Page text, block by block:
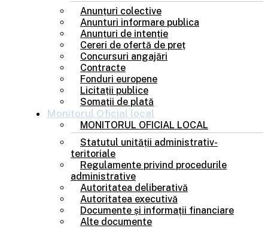
Anunțuri colective
Anunturi informare publica
Anunțuri de intenție
Cereri de ofertă de preț
Concursuri angajări
Contracte
Fonduri europene
Licitații publice
Somații de plată
Monitorul Oficial local
MONITORUL OFICIAL LOCAL
Statutul unității administrativ-
teritoriale
Regulamente privind procedurile
administrative
Autoritatea deliberativă
Autoritatea executivă
Documente și informații financiare
Alte documente